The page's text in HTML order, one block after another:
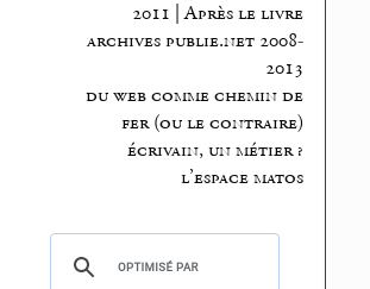
2011 | Après le livre
archives publie.net 2008-
2013
du web comme chemin de
fer (ou le contraire)
écrivain, un métier ?
l’espace matos